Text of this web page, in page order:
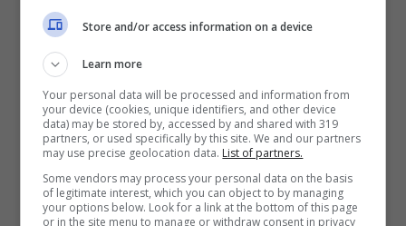
stati sotto senza panico. E difeso molto bene
l’abbiamo portata a casa
Store and/or access information on a device
Learn more
Your personal data will be processed and information from
your device (cookies, unique identifiers, and other device
data) may be stored by, accessed by and shared with 319
partners, or used specifically by this site. We and our partners
may use precise geolocation data. List of partners.
Some vendors may process your personal data on the basis
of legitimate interest, which you can object to by managing
your options below. Look for a link at the bottom of this page
or in the site menu to manage or withdraw consent in privacy